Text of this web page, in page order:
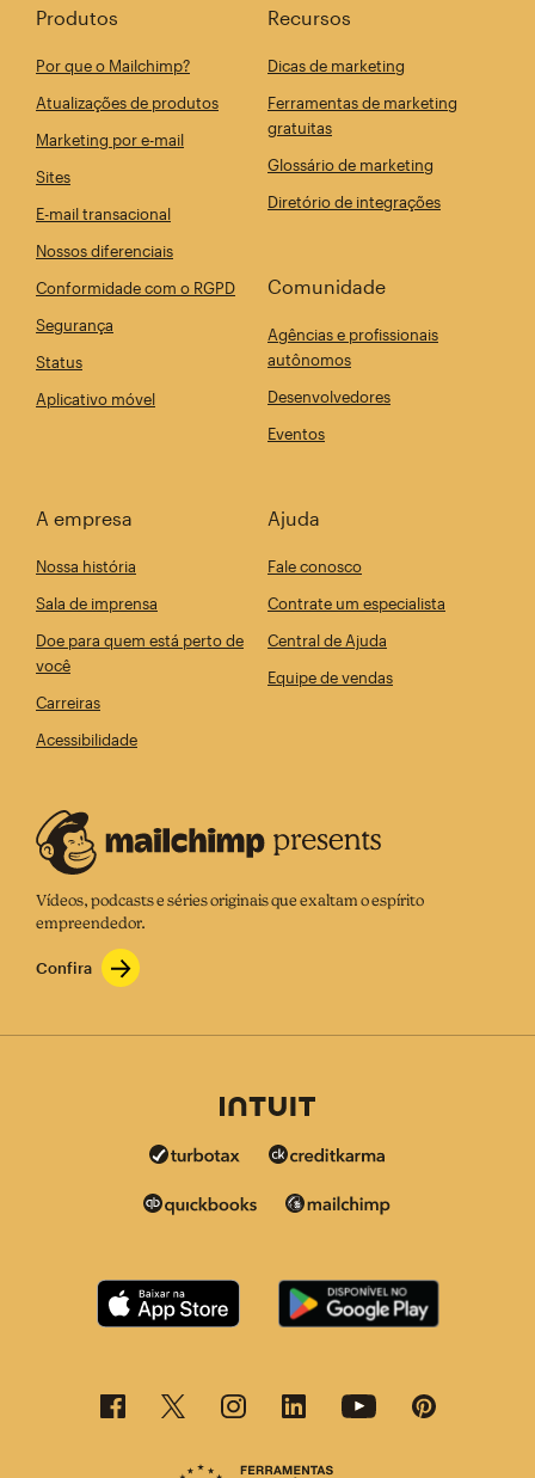
Produtos
Por que o Mailchimp?
Atualizações de produtos
Marketing por e-mail
Sites
E-mail transacional
Nossos diferenciais
Conformidade com o RGPD
Segurança
Status
Aplicativo móvel
Recursos
Dicas de marketing
Ferramentas de marketing
gratuitas
Glossário de marketing
Diretório de integrações
Comunidade
Agências e profissionais
autônomos
Desenvolvedores
Eventos
A empresa
Nossa história
Sala de imprensa
Doe para quem está perto de
você
Carreiras
Acessibilidade
Ajuda
Fale conosco
Contrate um especialista
Central de Ajuda
Equipe de vendas
Vídeos, podcasts e séries originais que exaltam o espírito
empreendedor.
Confira